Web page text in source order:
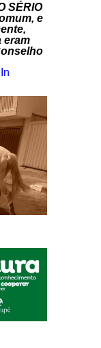
SÉRIO
e
eram